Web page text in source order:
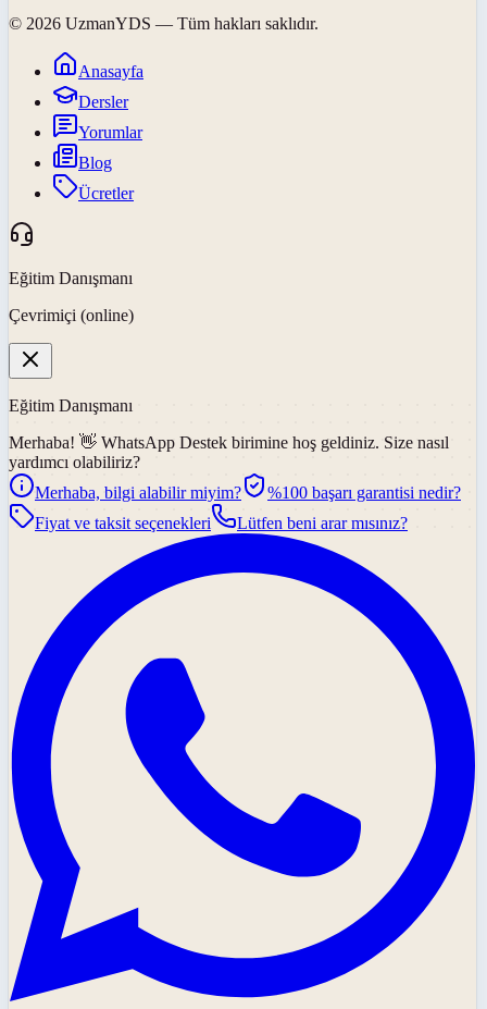
© 2026 UzmanYDS — Tüm hakları saklıdır.
Anasayfa
Dersler
Yorumlar
Blog
Ücretler
Eğitim Danışmanı
Çevrimiçi (online)
Eğitim Danışmanı
Merhaba! 👋 WhatsApp Destek birimine hoş geldiniz. Size nasıl
yardımcı olabiliriz?
Merhaba, bilgi alabilir miyim?
%100 başarı garantisi nedir?
Fiyat ve taksit seçenekleri
Lütfen beni arar mısınız?